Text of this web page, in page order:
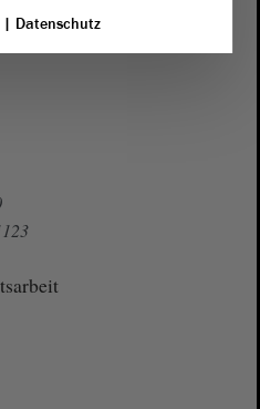
Datenschutz